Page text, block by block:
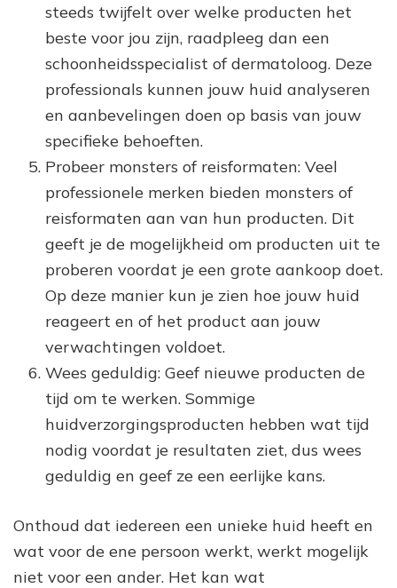
steeds twijfelt over welke producten het
beste voor jou zijn, raadpleeg dan een
schoonheidsspecialist of dermatoloog. Deze
professionals kunnen jouw huid analyseren
en aanbevelingen doen op basis van jouw
specifieke behoeften.
Probeer monsters of reisformaten: Veel
professionele merken bieden monsters of
reisformaten aan van hun producten. Dit
geeft je de mogelijkheid om producten uit te
proberen voordat je een grote aankoop doet.
Op deze manier kun je zien hoe jouw huid
reageert en of het product aan jouw
verwachtingen voldoet.
Wees geduldig: Geef nieuwe producten de
tijd om te werken. Sommige
huidverzorgingsproducten hebben wat tijd
nodig voordat je resultaten ziet, dus wees
geduldig en geef ze een eerlijke kans.
Onthoud dat iedereen een unieke huid heeft en
wat voor de ene persoon werkt, werkt mogelijk
niet voor een ander. Het kan wat